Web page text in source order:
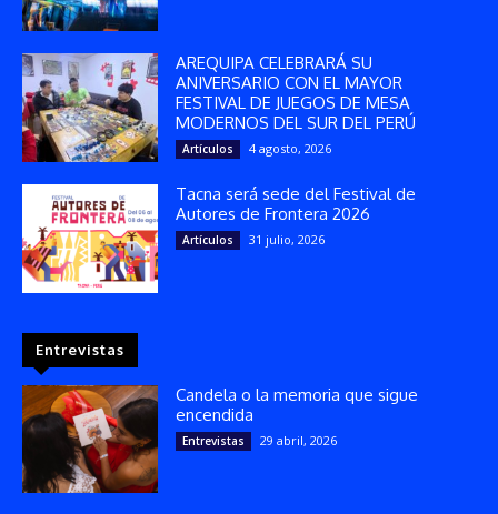
AREQUIPA CELEBRARÁ SU
ANIVERSARIO CON EL MAYOR
FESTIVAL DE JUEGOS DE MESA
MODERNOS DEL SUR DEL PERÚ
Artículos 4 agosto, 2026
Tacna será sede del Festival de
Autores de Frontera 2026
Artículos 31 julio, 2026
Entrevistas
Candela o la memoria que sigue
encendida
Entrevistas 29 abril, 2026